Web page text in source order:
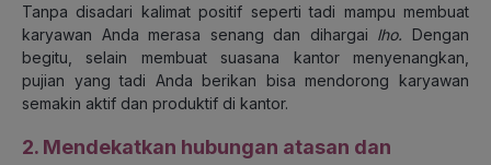
Tanpa disadari kalimat positif seperti tadi mampu membuat
karyawan Anda merasa senang dan dihargai lho. Dengan
begitu, selain membuat suasana kantor menyenangkan,
pujian yang tadi Anda berikan bisa mendorong karyawan
semakin aktif dan produktif di kantor.
2. Mendekatkan hubungan atasan dan